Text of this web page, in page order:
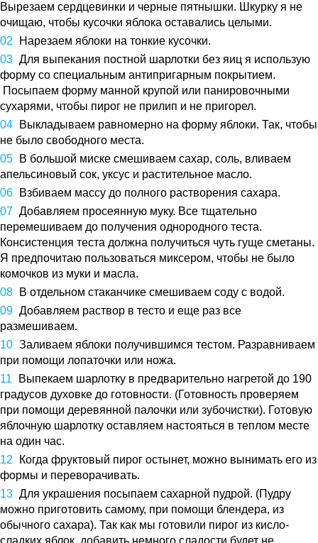
Вырезаем сердцевинки и черные пятнышки. Шкурку я не
очищаю, чтобы кусочки яблока оставались целыми.
Нарезаем яблоки на тонкие кусочки.
Для выпекания постной шарлотки без яиц я использую
форму со специальным антипригарным покрытием.
Посыпаем форму манной крупой или панировочными
сухарями, чтобы пирог не прилип и не пригорел.
Выкладываем равномерно на форму яблоки. Так, чтобы
не было свободного места.
В большой миске смешиваем сахар, соль, вливаем
апельсиновый сок, уксус и растительное масло.
Взбиваем массу до полного растворения сахара.
Добавляем просеянную муку. Все тщательно
перемешиваем до получения однородного теста.
Консистенция теста должна получиться чуть гуще сметаны.
Я предпочитаю пользоваться миксером, чтобы не было
комочков из муки и масла.
В отдельном стаканчике смешиваем соду с водой.
Добавляем раствор в тесто и еще раз все
размешиваем.
Заливаем яблоки получившимся тестом. Разравниваем
при помощи лопаточки или ножа.
Выпекаем шарлотку в предварительно нагретой до 190
градусов духовке до готовности. (Готовность проверяем
при помощи деревянной палочки или зубочистки). Готовую
яблочную шарлотку оставляем настояться в теплом месте
на один час.
Когда фруктовый пирог остынет, можно вынимать его из
формы и переворачивать.
Для украшения посыпаем сахарной пудрой. (Пудру
можно приготовить самому, при помощи блендера, из
обычного сахара). Так как мы готовили пирог из кисло-
сладких яблок, добавить немного сладости будет не